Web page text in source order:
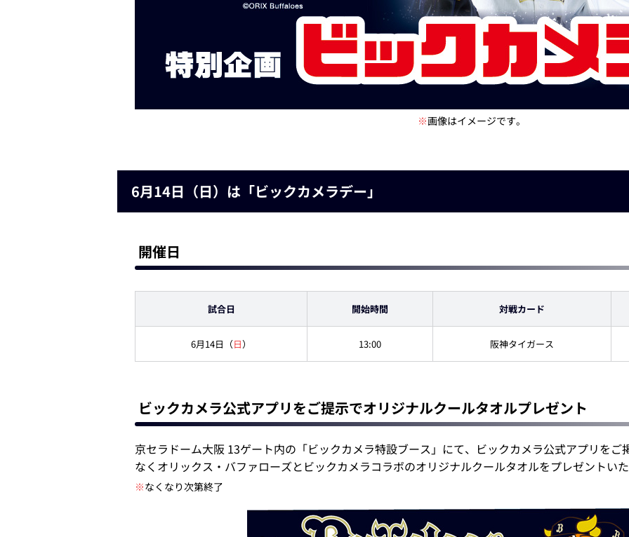
※画像はイメージです。
6月14日（日）は「ビックカメラデー」
開催日
試合日 開始時間 対戦カード
6月14日（日） 13:00 阪神タイガース
ビックカメラ公式アプリをご提示でオリジナルクールタオルプレゼント
京セラドーム大阪 13ゲート内の「ビックカメラ特設ブース」にて、ビックカメラ公式アプリを
なくオリックス・バファローズとビックカメラコラボのオリジナルクールタオルをプレゼントい
※なくなり次第終了